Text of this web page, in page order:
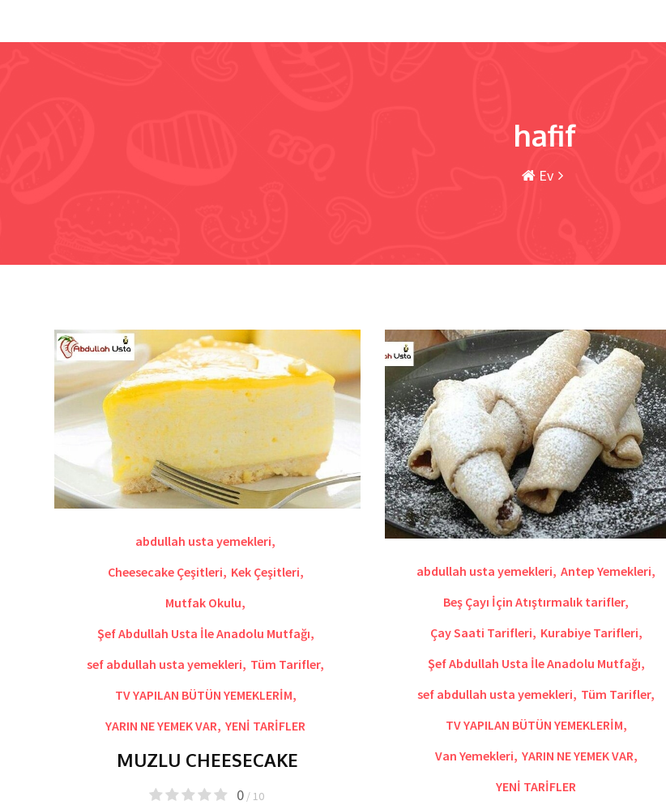
hafif
Ev
abdullah usta yemekleri,
Cheesecake Çeşitleri, Kek Çeşitleri,
Mutfak Okulu,
Şef Abdullah Usta İle Anadolu Mutfağı,
sef abdullah usta yemekleri, Tüm Tarifler,
TV YAPILAN BÜTÜN YEMEKLERİM,
YARIN NE YEMEK VAR, YENİ TARİFLER
MUZLU CHEESECAKE
0/ 10
abdullah usta yemekleri, Antep Yemekleri,
Beş Çayı İçin Atıştırmalık tarifler,
Çay Saati Tarifleri, Kurabiye Tarifleri,
Şef Abdullah Usta İle Anadolu Mutfağı,
sef abdullah usta yemekleri, Tüm Tarifler,
TV YAPILAN BÜTÜN YEMEKLERİM,
Van Yemekleri, YARIN NE YEMEK VAR,
YENİ TARİFLER